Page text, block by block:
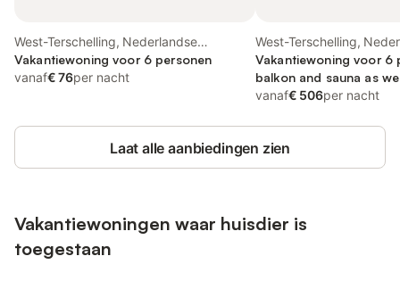
West-Terschelling, Nederlandse
waddeneilanden
Vakantiewoning voor 6 personen
vanaf€ 76per nacht
West-Terschelling,
waddeneilanden
Vakantiewoning voor 6
balkon and sauna as
balkon/terras
vanaf€ 506per nacht
Laat alle aanbiedingen zien
Vakantiewoningen waar huisdier is
toegestaan